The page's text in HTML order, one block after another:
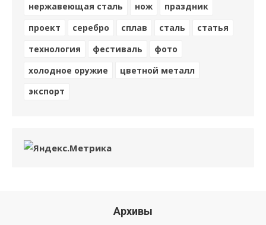
нержавеющая сталь
нож
праздник
проект
серебро сплав сталь
статья
технология
фестиваль
фото
холодное оружие
цветной металл
экспорт
Архивы